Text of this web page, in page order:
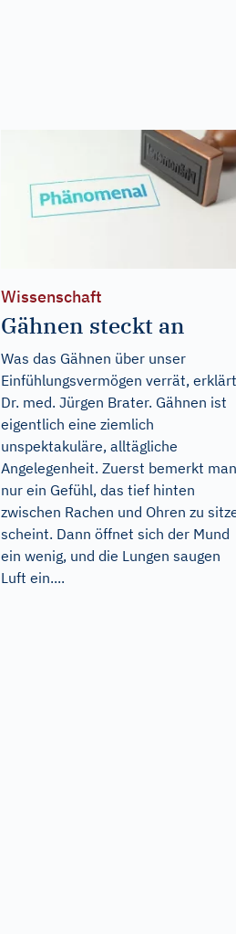
Wissenschaft
Gähnen steckt an
Was das Gähnen über unser
Einfühlungsvermögen verrät, erklärt
Dr. med. Jürgen Brater. Gähnen ist
eigentlich eine ziemlich
unspektakuläre, alltägliche
Angelegenheit. Zuerst bemerkt man
nur ein Gefühl, das tief hinten
zwischen Rachen und Ohren zu
scheint. Dann öffnet sich der Mund
ein wenig, und die Lungen saugen
Luft ein....